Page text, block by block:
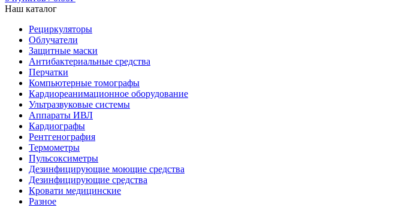
Наш каталог
Рециркуляторы
Облучатели
Защитные маски
Антибактериальные средства
Перчатки
Компьютерные томографы
Кардиореанимационное оборудование
Ультразвуковые системы
Аппараты ИВЛ
Кардиографы
Рентгенография
Термометры
Пульсоксиметры
Дезинфицирующие моющие средства
Дезинфицирующие средства
Кровати медицинские
Разное